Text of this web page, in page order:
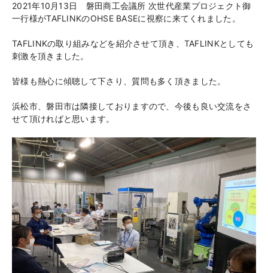
2021年10月13日 磐田商工会議所 次世代産業プロジェクト御
一行様がTAFLINKのOHSE BASEに視察に来てくれました。
TAFLINKの取り組みなどを紹介させて頂き、TAFLINKとしても
刺激を頂きました。
皆様も熱心に傾聴して下さり、質問も多く頂きました。
浜松市、磐田市は隣接しておりますので、今後も良い交流をさ
せて頂ければと思います。